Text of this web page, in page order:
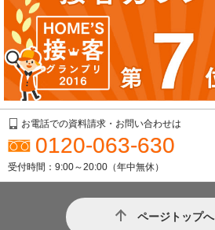
お電話での資料請求・お問い合わせは
0120-063-630
受付時間：9:00～20:00（年中無休）
ページトップへ